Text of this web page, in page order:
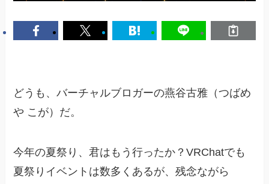
どうも、バーチャルブロガーの燕谷古雅（つばめ
や こが）だ。
今年の夏祭り、君はもう行ったか？VRChatでも
夏祭りイベントは数多くあるが、残念ながら